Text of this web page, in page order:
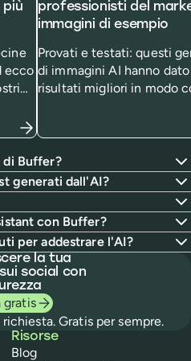
più
ecco
utili.
professionisti del
immagini di esempio
Provati e testati: questi
di immagini AI hanno
risultati migliori in modo
prompt specifico.
di Buffer?
generati dall'AI?
con Buffer?
per addestrare l'AI?
la tua
social con
gratis
Gratis per sempre.
Risorse
Blog